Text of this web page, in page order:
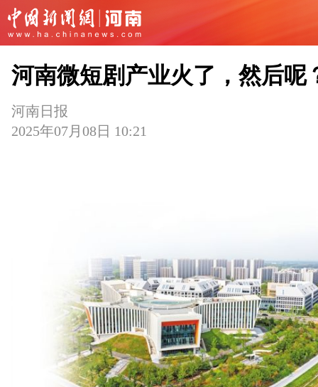
河南微短剧产业火了，然后呢
河南日报
2025年07月08日 10:21